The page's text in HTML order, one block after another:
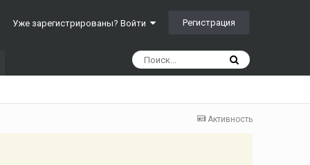
Уже зарегистрированы? Войти Регистрация
Активность